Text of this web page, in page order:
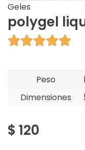
Geles
polygel

Peso
Dimensiones
$ 120